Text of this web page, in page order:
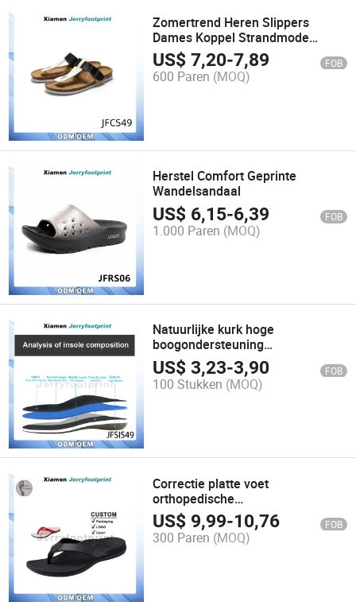
Zomertrend Heren Slippers
Dames Koppel Strandmode
Sandalen Kurken Schoenen
US$7,20-7,89 FOB
600 Paren (MOQ)
Herstel Comfort Geprinte
Wandelsandaal
US$ 6,15-6,39 FOB
1.000 Paren (MOQ)
Natuurlijke kurk hoge
boogondersteuning
orthopedische inlegzolen kurken
schoeninlegzolen voor platte
voeten pronatie
US$3,23-3,90 FOB
100 Stukken (MOQ)
Correctie platte voet
orthopedische
boogondersteuning flip-flops voor
voetgezondheid
US$ 9,99-10,76 FOB
300 Paren (MOQ)